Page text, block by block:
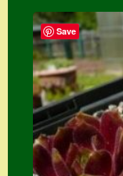
Save